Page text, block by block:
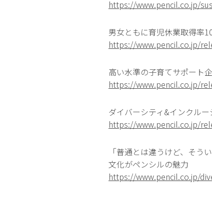
https://www.pencil.co.jp/
男女ともに育児休業取得率
https://www.pencil.co.jp/
高い水準の子育てサポート
https://www.pencil.co.jp/
ダイバーシティ&インクル
https://www.pencil.co.jp/
「普通とは違うけど、そ
文化がペンシルの魅力
https://www.pencil.co.jp/